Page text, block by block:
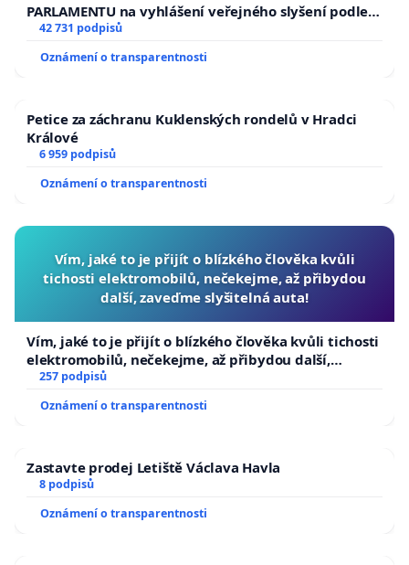
PARLAMENTU na vyhlášení veřejného slyšení podle §
144 jednacího řádu Senátu k návrhu na přijetí
usnesení k podání ústavní žaloby na prezidenta
republiky
42 731 podpisů
Oznámení o transparentnosti
Petice za záchranu Kuklenských rondelů v Hradci
Králové
6 959 podpisů
Oznámení o transparentnosti
Vím, jaké to je přijít o blízkého člověka kvůli
tichosti elektromobilů, nečekejme, až přibydou
další, zaveďme slyšitelná auta!
Vím, jaké to je přijít o blízkého člověka kvůli tichosti
elektromobilů, nečekejme, až přibydou další,
zaveďme slyšitelná auta!
257 podpisů
Oznámení o transparentnosti
Zastavte prodej Letiště Václava Havla
8 podpisů
Oznámení o transparentnosti